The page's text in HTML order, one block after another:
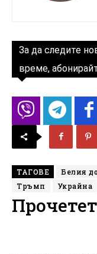
За да следите
време,
ТАГОВЕ Белия
Тръмп
Украйна